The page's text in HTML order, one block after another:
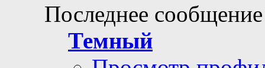
Последнее
Темный